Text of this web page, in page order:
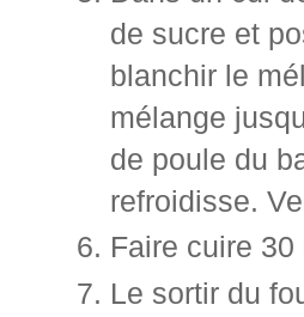
de sucre et
blanchir le
mélange
de poule du
refroidisse.
Faire cuire
Le sortir du